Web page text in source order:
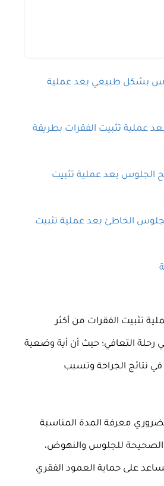
بشكل طبيعي بعد عملية
عملية تثبيت الفقرات بطريقة
الجلوس بعد عملية تثبيت
الخاطئ بعد عملية تثبيت
تثبيت الفقرات من أكثر
رحلة التعافي؛ حيث أن أية وضعية
نتائج الجراحة وتسبب
معرفة المدة المناسبة
الصحيحة للجلوس والنهوض،
على حماية العمود الفقري